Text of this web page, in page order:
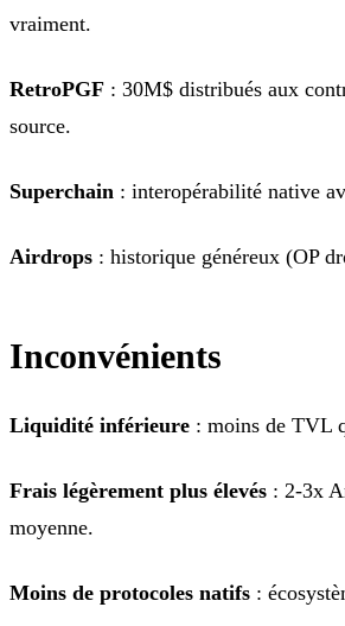
vraiment.
RetroPGF : 30M$ distribués aux
source.
Superchain : interopérabilité native
Airdrops : historique généreux (OP
Inconvénients
Liquidité inférieure : moins de TVL
Frais légèrement plus élevés : 2-3x
moyenne.
Moins de protocoles natifs :